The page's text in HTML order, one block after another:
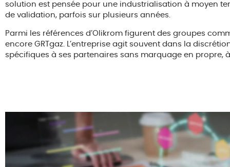
solution est pensée pour une industrialisation à moyen
de validation, parfois sur plusieurs années.
Parmi les références d’Olikrom figurent des groupes
encore GRTgaz. L’entreprise agit souvent dans la
spécifiques à ses partenaires sans marquage en propre,